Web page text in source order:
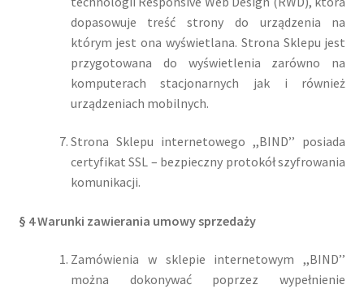
dopasowuje treść strony do urządzenia na
którym jest ona wyświetlana. Strona Sklepu jest
przygotowana do wyświetlenia zarówno na
komputerach stacjonarnych jak i również
urządzeniach mobilnych.
Strona Sklepu internetowego ,,BIND’’ posiada
certyfikat SSL – bezpieczny protokół szyfrowania
komunikacji.
§ 4 Warunki zawierania umowy sprzedaży
Zamówienia w sklepie internetowym ,,BIND’’
można dokonywać poprzez wypełnienie